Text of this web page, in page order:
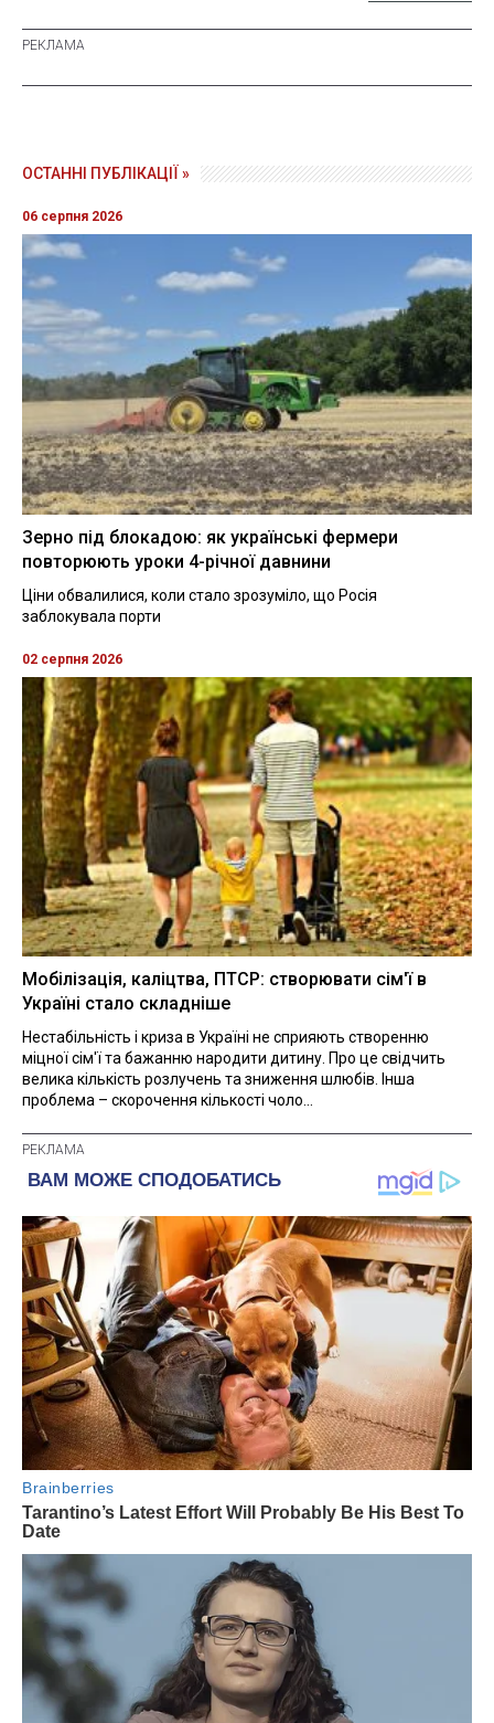
ОСТАННІ ПУБЛІКАЦІЇ »
06 серпня 2026
Зерно під блокадою: як українські фермери
повторюють уроки 4-річної давнини
Ціни обвалилися, коли стало зрозуміло, що Росія
заблокувала порти
02 серпня 2026
Мобілізація, каліцтва, ПТСР: створювати сім'ї в
Україні стало складніше
Нестабільність і криза в Україні не сприяють створенню
міцної сім'ї та бажанню народити дитину. Про це свідчить
велика кількість розлучень та зниження шлюбів. Інша
проблема – скорочення кількості чоло...